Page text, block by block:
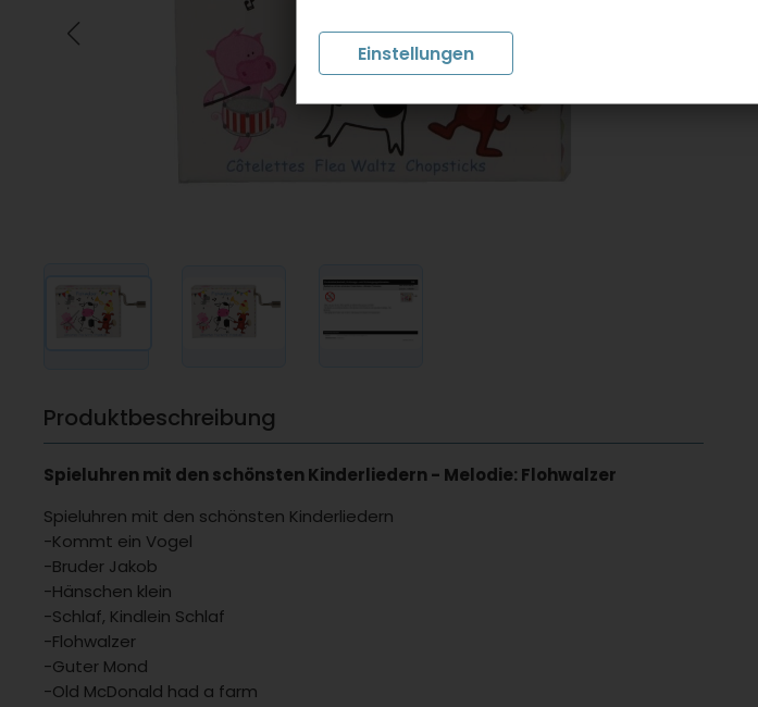
Produktbeschreibung
Spieluhren mit den schönsten Kinderliedern - Melodie: Flohwalzer
Spieluhren mit den schönsten Kinderliedern
-Kommt ein Vogel
-Bruder Jakob
-Hänschen klein
-Schlaf, Kindlein Schlaf
-Flohwalzer
-Guter Mond
-Old McDonald had a farm
Einstellungen